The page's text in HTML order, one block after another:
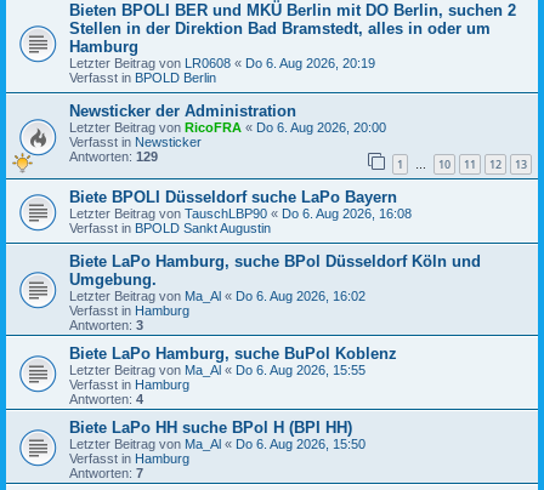
Bieten BPOLI BER und MKÜ Berlin mit DO Berlin, suchen 2
Stellen in der Direktion Bad Bramstedt, alles in oder um
Hamburg
Letzter Beitrag von LR0608 « Do 6. Aug 2026, 20:19
Verfasst in BPOLD Berlin
Newsticker der Administration
Letzter Beitrag von RicoFRA « Do 6. Aug 2026, 20:00
Verfasst in Newsticker
Antworten: 129 1 … 10 11 12 13
Biete BPOLI Düsseldorf suche LaPo Bayern
Letzter Beitrag von TauschLBP90 « Do 6. Aug 2026, 16:08
Verfasst in BPOLD Sankt Augustin
Biete LaPo Hamburg, suche BPol Düsseldorf Köln und
Umgebung.
Letzter Beitrag von Ma_Al « Do 6. Aug 2026, 16:02
Verfasst in Hamburg
Antworten: 3
Biete LaPo Hamburg, suche BuPol Koblenz
Letzter Beitrag von Ma_Al « Do 6. Aug 2026, 15:55
Verfasst in Hamburg
Antworten: 4
Biete LaPo HH suche BPol H (BPI HH)
Letzter Beitrag von Ma_Al « Do 6. Aug 2026, 15:50
Verfasst in Hamburg
Antworten: 7